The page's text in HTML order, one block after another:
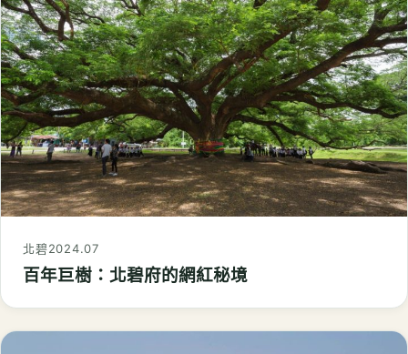
北碧2024.07
百年巨樹：北碧府的網紅秘境